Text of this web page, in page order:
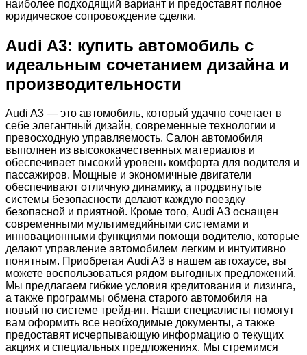
наиболее подходящий вариант и предоставят полное
юридическое сопровождение сделки.
Audi A3: купить автомобиль с
идеальным сочетанием дизайна и
производительности
Audi A3 — это автомобиль, который удачно сочетает в
себе элегантный дизайн, современные технологии и
превосходную управляемость. Салон автомобиля
выполнен из высококачественных материалов и
обеспечивает высокий уровень комфорта для водителя и
пассажиров. Мощные и экономичные двигатели
обеспечивают отличную динамику, а продвинутые
системы безопасности делают каждую поездку
безопасной и приятной. Кроме того, Audi A3 оснащен
современными мультимедийными системами и
инновационными функциями помощи водителю, которые
делают управление автомобилем легким и интуитивно
понятным. Приобретая Audi A3 в нашем автохаусе, вы
можете воспользоваться рядом выгодных предложений.
Мы предлагаем гибкие условия кредитования и лизинга,
а также программы обмена старого автомобиля на
новый по системе трейд-ин. Наши специалисты помогут
вам оформить все необходимые документы, а также
предоставят исчерпывающую информацию о текущих
акциях и специальных предложениях. Мы стремимся